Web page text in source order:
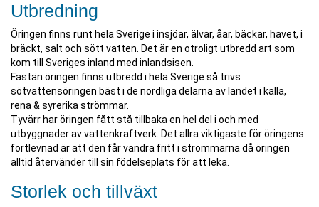
Utbredning
Öringen finns runt hela Sverige i insjöar, älvar, åar, bäckar, havet, i
bräckt, salt och sött vatten. Det är en otroligt utbredd art som
kom till Sveriges inland med inlandsisen.
Fastän öringen finns utbredd i hela Sverige så trivs
sötvattensöringen bäst i de nordliga delarna av landet i kalla,
rena & syrerika strömmar.
Tyvärr har öringen fått stå tillbaka en hel del i och med
utbyggnader av vattenkraftverk. Det allra viktigaste för öringens
fortlevnad är att den får vandra fritt i strömmarna då öringen
alltid återvänder till sin födelseplats för att leka.
Storlek och tillväxt